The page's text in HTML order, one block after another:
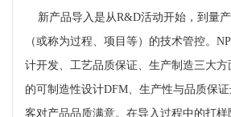
新产品导入是从R&D活动开始，到量
（或称为过程、项目等）的技术管控。
计开发、工艺品质保证、生产制造三大
的可制造性设计DFM、生产性与品质保
客对产品品质满意。在导入过程中的打样